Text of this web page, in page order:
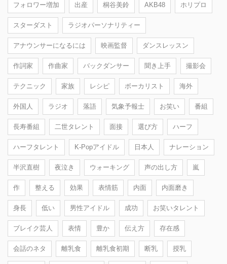
フォロワー増加 出産 桐谷美鈴 AKB48 ホリプロ
スターダスト ラジオパーソナリティー
アナウンサーになるには 映画監督 ダンスレッスン
作詞家 作曲家 バックダンサー 聞き上手 撮影会
テクニック 家族 レシピ ボーカリスト 海外
外国人 ラジオ 落語 気象予報士 お笑い 番組
長寿番組 二世タレント 面接 選び方 ハーフ
ハーフタレント K-Popアイドル 日本人 ナレーション
半沢直樹 夜泣き ウォーキング 声の出し方 嵐
作 整える 効果 表情筋 内面 内面磨き
身長 低い 男性アイドル 成功 お笑いタレント
ブレイク芸人 表情 豊か 伝え方 存在感
会話のネタ 離乳食 離乳食初期 断乳 授乳